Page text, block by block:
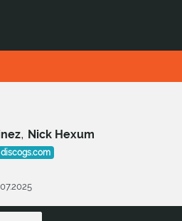
, Nick Hexum
discogs.com